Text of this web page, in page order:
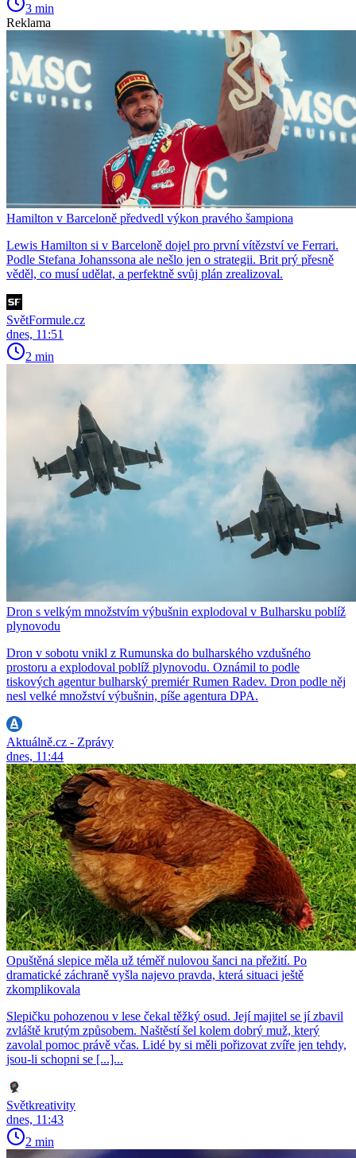
3 min
Reklama
Hamilton v Barceloně předvedl výkon pravého šampiona
Lewis Hamilton si v Barceloně dojel pro první vítězství ve Ferrari.
Podle Stefana Johanssona ale nešlo jen o strategii. Brit prý přesně
věděl, co musí udělat, a perfektně svůj plán zrealizoval.
SvětFormule.cz
dnes, 11:51
2 min
Dron s velkým množstvím výbušnin explodoval v Bulharsku poblíž
plynovodu
Dron v sobotu vnikl z Rumunska do bulharského vzdušného
prostoru a explodoval poblíž plynovodu. Oznámil to podle
tiskových agentur bulharský premiér Rumen Radev. Dron podle něj
nesl velké množství výbušnin, píše agentura DPA.
Aktuálně.cz - Zprávy
dnes, 11:44
Opuštěná slepice měla už téměř nulovou šanci na přežití. Po
dramatické záchraně vyšla najevo pravda, která situaci ještě
zkomplikovala
Slepičku pohozenou v lese čekal těžký osud. Její majitel se jí zbavil
zvláště krutým způsobem. Naštěstí šel kolem dobrý muž, který
zavolal pomoc právě včas. Lidé by si měli pořizovat zvíře jen tehdy,
jsou-li schopni se [...]...
Světkreativity
dnes, 11:43
2 min